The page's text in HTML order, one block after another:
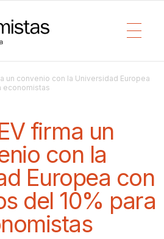
un convenio con la Universidad Europea
economistas
firma un
con la
Europea con
del 10% para